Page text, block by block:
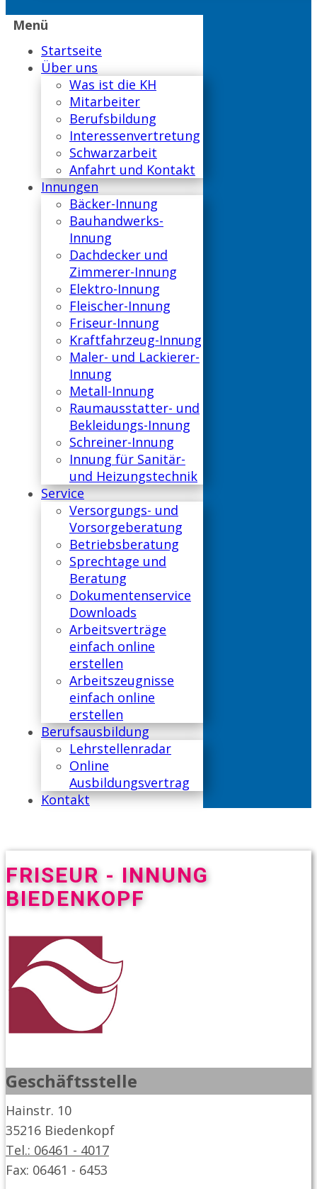
Menü
Startseite
Über uns
Was ist die KH
Mitarbeiter
Berufsbildung
Interessenvertretung
Schwarzarbeit
Anfahrt und Kontakt
Innungen
Bäcker-Innung
Bauhandwerks-
Innung
Dachdecker und
Zimmerer-Innung
Elektro-Innung
Fleischer-Innung
Friseur-Innung
Kraftfahrzeug-Innung
Maler- und Lackierer-
Innung
Metall-Innung
Raumausstatter- und
Bekleidungs-Innung
Schreiner-Innung
Innung für Sanitär-
und Heizungstechnik
Service
Versorgungs- und
Vorsorgeberatung
Betriebsberatung
Sprechtage und
Beratung
Dokumentenservice
Downloads
Arbeitsverträge
einfach online
erstellen
Arbeitszeugnisse
einfach online
erstellen
Berufsausbildung
Lehrstellenradar
Online
Ausbildungsvertrag
Kontakt
FRISEUR - INNUNG
BIEDENKOPF
Geschäftsstelle
Hainstr. 10
35216 Biedenkopf
Tel.: 06461 - 4017
Fax: 06461 - 6453